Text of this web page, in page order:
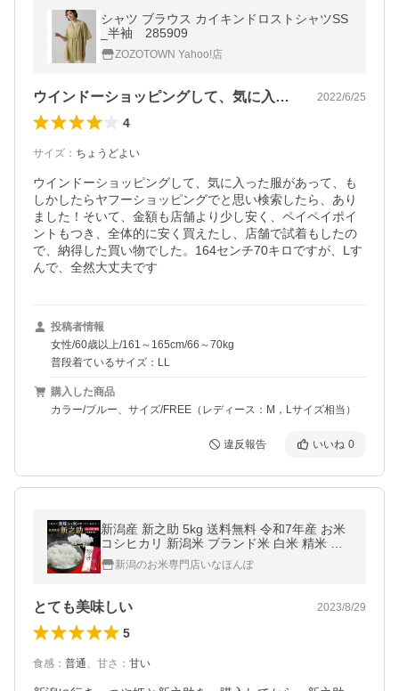
シャツ ブラウス カイキンドロストシャツSS
_半袖 285909
ZOZOTOWN Yahoo!店
ウインドーショッピングして、気に入った… 2022/6/25
4
サイズ ： ちょうどよい
ウインドーショッピングして、気に入った服があって、も
しかしたらヤフーショッピングでと思い検索したら、あり
ました！そいて、金額も店舗より少し安く、ペイペイポイ
ントもつき、全体的に安く買えたし、店舗で試着もしたの
で、納得した買い物でした。164センチ70キロですが、Lす
投稿者情報
女性/60歳以上/161～165cm/66～70kg
普段着ているサイズ：LL
購入した商品
カラー/ブルー、サイズ/FREE（レディース：M，Lサイズ相当）
違反報告 いいね 0
新潟産 新之助 5kg 送料無料 令和7年産 お米
コシヒカリ 新潟米 ブランド米 白米 精米 大
粒 ギフト 贈り物 内祝い お返し お祝い
新潟のお米専門店いなほんぽ
とても美味しい 2023/8/29
5
食感 ： 普通、 甘さ ： 甘い